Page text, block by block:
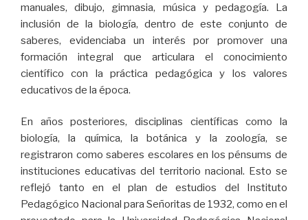
manuales, dibujo, gimnasia, música y pedagogía. La
inclusión de la biología, dentro de este conjunto de
saberes, evidenciaba un interés por promover una
formación integral que articulara el conocimiento
científico con la práctica pedagógica y los valores
educativos de la época.
En años posteriores, disciplinas científicas como la
biología, la química, la botánica y la zoología, se
registraron como saberes escolares en los pénsums de
instituciones educativas del territorio nacional. Esto se
reflejó tanto en el plan de estudios del Instituto
Pedagógico Nacional para Señoritas de 1932, como en el